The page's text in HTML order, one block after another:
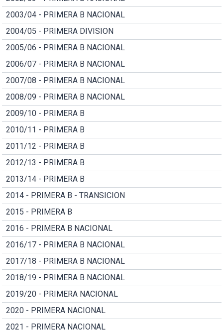
2003/04 - PRIMERA B NACIONAL
2004/05 - PRIMERA DIVISION
2005/06 - PRIMERA B NACIONAL
2006/07 - PRIMERA B NACIONAL
2007/08 - PRIMERA B NACIONAL
2008/09 - PRIMERA B NACIONAL
2009/10 - PRIMERA B
2010/11 - PRIMERA B
2011/12 - PRIMERA B
2012/13 - PRIMERA B
2013/14 - PRIMERA B
2014 - PRIMERA B - TRANSICION
2015 - PRIMERA B
2016 - PRIMERA B NACIONAL
2016/17 - PRIMERA B NACIONAL
2017/18 - PRIMERA B NACIONAL
2018/19 - PRIMERA B NACIONAL
2019/20 - PRIMERA NACIONAL
2020 - PRIMERA NACIONAL
2021 - PRIMERA NACIONAL